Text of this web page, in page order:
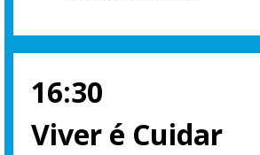
16:30
Viver é Cuidar